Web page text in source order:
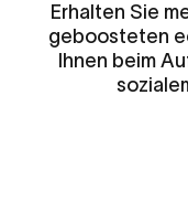
Erhalten Sie
geboosteten
Ihnen beim